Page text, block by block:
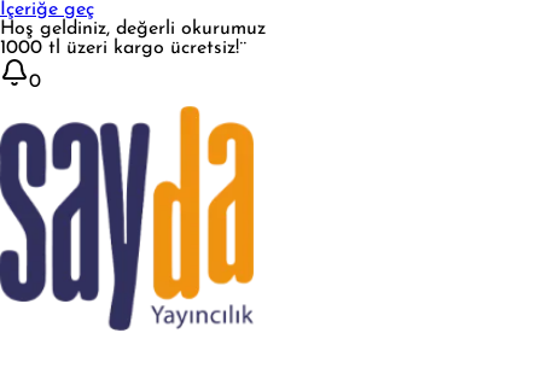
İçeriğe geç
Hoş geldiniz, değerli okurumuz
1000 tl üzeri kargo ücretsiz!¨
0